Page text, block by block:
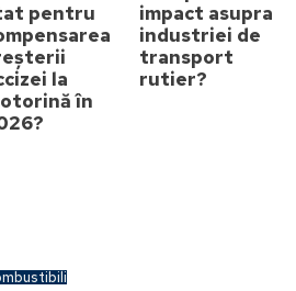
pentru
la
în
impact asupra
industriei de
transport
rutier?